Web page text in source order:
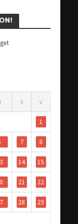
s v
1
7 8
14 15
21 22
28 29